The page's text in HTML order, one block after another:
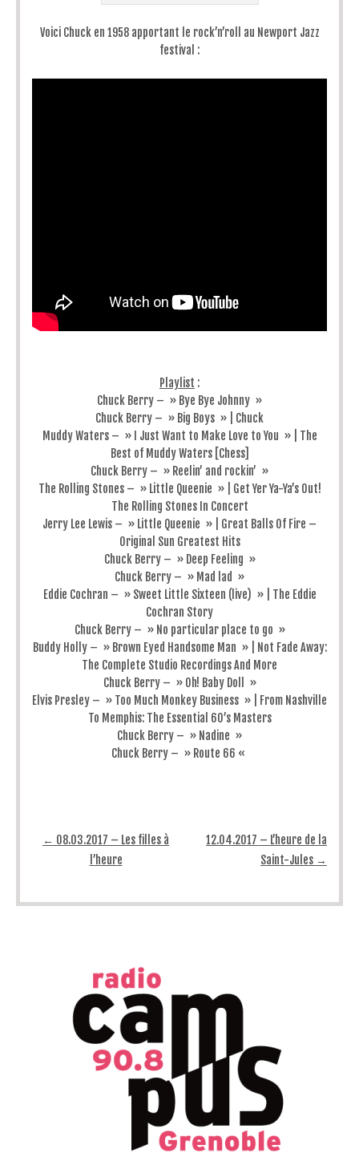
Voici Chuck en 1958 apportant le rock’n’roll au Newport Jazz
festival :
Playlist :
Chuck Berry – » Bye Bye Johnny »
Chuck Berry – » Big Boys » | Chuck
Muddy Waters – » I Just Want to Make Love to You » | The
Best of Muddy Waters [Chess]
Chuck Berry – » Reelin’ and rockin’ »
The Rolling Stones – » Little Queenie » | Get Yer Ya-Ya’s Out!
The Rolling Stones In Concert
Jerry Lee Lewis – » Little Queenie » | Great Balls Of Fire –
Original Sun Greatest Hits
Chuck Berry – » Deep Feeling »
Chuck Berry – » Mad lad »
Eddie Cochran – » Sweet Little Sixteen (live) » | The Eddie
Cochran Story
Chuck Berry – » No particular place to go »
Buddy Holly – » Brown Eyed Handsome Man » | Not Fade Away:
The Complete Studio Recordings And More
Chuck Berry – » Oh! Baby Doll »
Elvis Presley – » Too Much Monkey Business » | From Nashville
To Memphis: The Essential 60’s Masters
Chuck Berry – » Nadine »
Chuck Berry – » Route 66 «
Post navigation
← 08.03.2017 – Les filles à
l’heure
12.04.2017 – L’heure de la
Saint-Jules →